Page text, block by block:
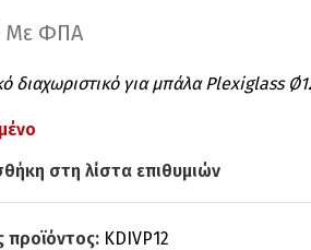
Με ΦΠΑ
διαχωριστικό για μπάλα Plexiglass
στη λίστα επιθυμιών
προϊόντος: KDIVP12